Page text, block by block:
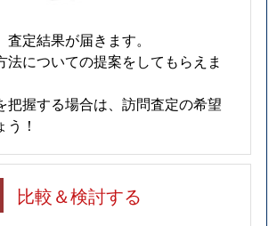
定結果が届きます。
法についての提案をしてもらえま
把握する場合は、訪問査定の希望
う！
比較＆検討する